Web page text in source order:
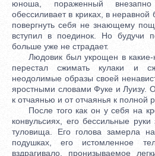
юноша, пораженный
обессиливает в криках, в
повергнуть себя не знающему
вступил в поединок. Но будучи
больше уже не страдает.
Людовик был укрощен в какие-
перестал сжимать кулаки и
неодолимые образы своей
яростными словами Фуке и Луизу.
к отчаянью и от отчаянья к полной
После того как он у себя на
конвульсиях, его бессильные
туловища. Его голова замерла
подушках, его истомленное
вздрагивало, пронизываемое